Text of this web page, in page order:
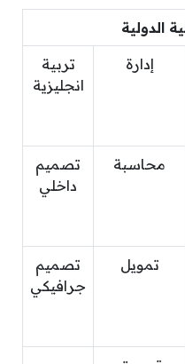
الدولية
إدارة
تربية
انجليزية
محاسبة
تصميم
داخلي
تمويل
تصميم
جرافيكي